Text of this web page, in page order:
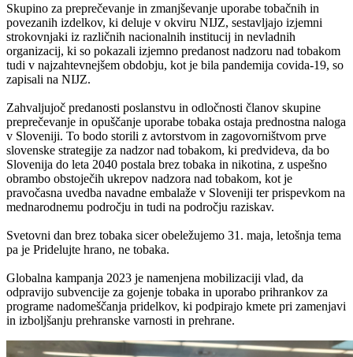
Skupino za preprečevanje in zmanjševanje uporabe tobačnih in
povezanih izdelkov, ki deluje v okviru NIJZ, sestavljajo izjemni
strokovnjaki iz različnih nacionalnih institucij in nevladnih
organizacij, ki so pokazali izjemno predanost nadzoru nad tobakom
tudi v najzahtevnejšem obdobju, kot je bila pandemija covida-19, so
zapisali na NIJZ.
Zahvaljujoč predanosti poslanstvu in odločnosti članov skupine
preprečevanje in opuščanje uporabe tobaka ostaja prednostna naloga
v Sloveniji. To bodo storili z avtorstvom in zagovorništvom prve
slovenske strategije za nadzor nad tobakom, ki predvideva, da bo
Slovenija do leta 2040 postala brez tobaka in nikotina, z uspešno
obrambo obstoječih ukrepov nadzora nad tobakom, kot je
pravočasna uvedba navadne embalaže v Sloveniji ter prispevkom na
mednarodnemu področju in tudi na področju raziskav.
Svetovni dan brez tobaka sicer obeležujemo 31. maja, letošnja tema
pa je Pridelujte hrano, ne tobaka.
Globalna kampanja 2023 je namenjena mobilizaciji vlad, da
odpravijo subvencije za gojenje tobaka in uporabo prihrankov za
programe nadomeščanja pridelkov, ki podpirajo kmete pri zamenjavi
in izboljšanju prehranske varnosti in prehrane.